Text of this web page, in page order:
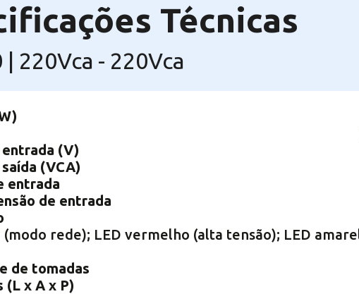
Técnicas
| 220Vca - 220Vca
entrada (V)
(VCA)
entrada
de entrada
(modo rede); LED vermelho (alta tensão); LED
de tomadas
(L x A x P)